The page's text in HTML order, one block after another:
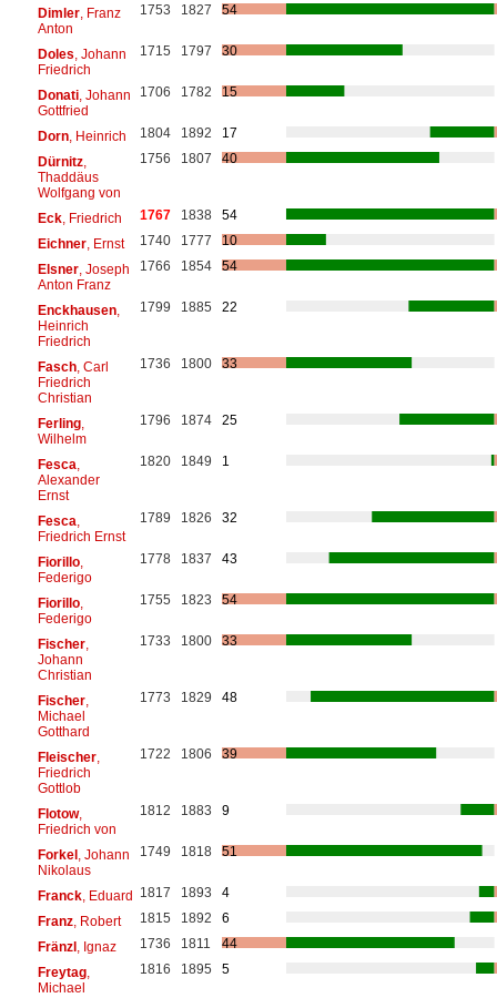
Dimler, Franz
Anton
1753 1827 54
Doles , Johann
Friedrich
1715 1797 30
Donati, Johann
Gottfried
1706 1782 15
Dorn, Heinrich 1804 1892
17
Dürnitz,
Thaddäus
Wolfgang von
1756 1807 40
Eck, Friedrich 1767 1838
54
Eichner, Ernst 1740 1777
10
Elsner, Joseph
Anton Franz
1766 1854 54
Enckhausen,
Heinrich
Friedrich
1799 1885 22
Fasch, Carl
Friedrich
Christian
1736 1800 33
Ferling,
Wilhelm
1796 1874 25
Fesca
Alexander
Ernst
1820 1849 1
Fesca
Friedrich Ernst
1789 1826 32
Fiorillo,
Federigo
1778 1837 43
Fiorillo,
Federigo
1755 1823 54
Fischer,
Johann
Christian
1733 1800 33
Fischer,
Michael
Gotthard
1773 1829 48
Fleischer,
Friedrich
Gottlob
1722 1806 39
Flotow,
Friedrich von
1812 1883 9
Forkel, Johann
Nikolaus
1749 1818 51
Franck, Eduard 1817 1893
4
Franz, Robert 1815 1892
6
Fränzl, Ignaz 1736 1811
44
Freytag,
Michael
1816 1895 5